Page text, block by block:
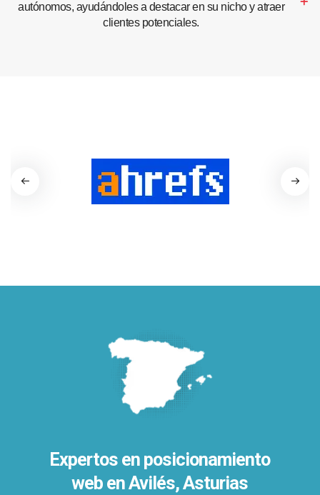
autónomos, ayudándoles a destacar en su nicho y atraer
clientes potenciales.
Expertos en posicionamiento
web en Avilés, Asturias